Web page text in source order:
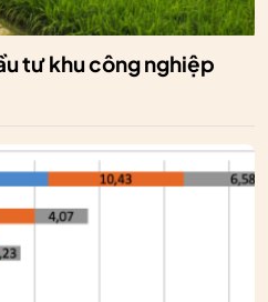
tư khu công nghiệp